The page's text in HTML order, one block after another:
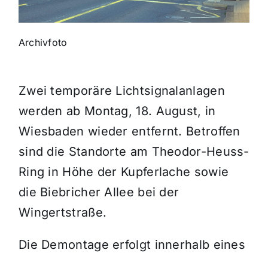
Archivfoto
Zwei temporäre Lichtsignalanlagen
werden ab Montag, 18. August, in
Wiesbaden wieder entfernt. Betroffen
sind die Standorte am Theodor-Heuss-
Ring in Höhe der Kupferlache sowie
die Biebricher Allee bei der
Wingertstraße.
Die Demontage erfolgt innerhalb eines